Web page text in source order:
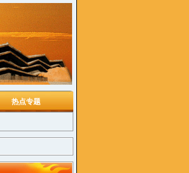
热点专题